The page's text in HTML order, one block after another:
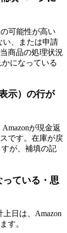
可能性が高い
い、または申請
商品の処理状況
になっている
示）の行が
が現金返
です。在庫が戻
が、補填の記
っている・思
日は、Amazon
す。